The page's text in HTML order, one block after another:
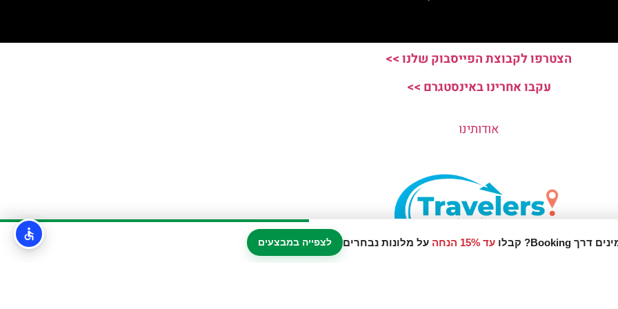
עד 15% הנחה על מלונות נבחרים לצפייה במבצעים
הצטרפו לקבוצת הפייסבוק שלנו >>
עקבו אחרינו באינסטגרם >>
אודותינו